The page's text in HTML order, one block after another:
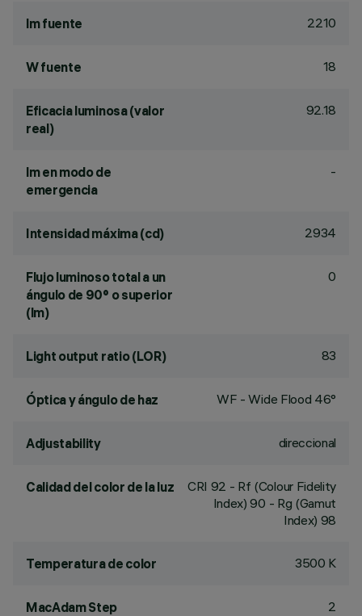
lm fuente 2210
W fuente 18
Eficacia luminosa (valor
real)
92.18
lm en modo de
emergencia
-
Intensidad máxima (cd) 2934
Flujo luminoso total a un
ángulo de 90° o superior
(lm)
0
Light output ratio (LOR) 83
Óptica y ángulo de haz WF - Wide Flood 46°
Adjustability direccional
Calidad del color de la luz CRI 92 - Rf (Colour Fidelity
Index) 90 - Rg (Gamut
Index) 98
Temperatura de color 3500 K
MacAdam Step 2